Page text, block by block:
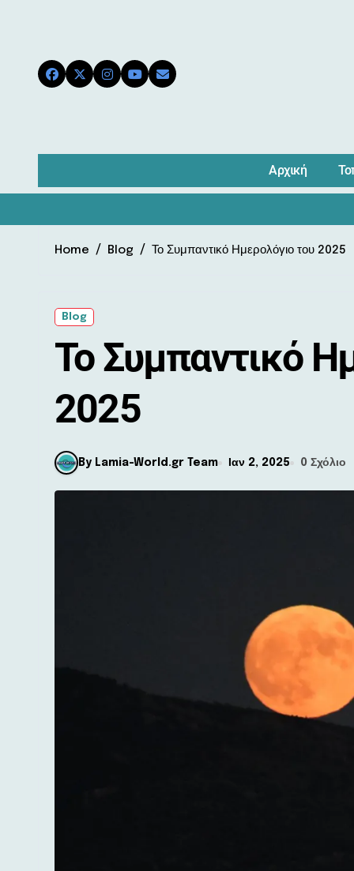
Αρχική
Home Blog Το Συμπαντικό Ημερολόγιο του 2025
Blog
Το Συμπαντικό
2025
By Lamia-World.gr Team Ιαν 2, 2025 0 Σχόλιο